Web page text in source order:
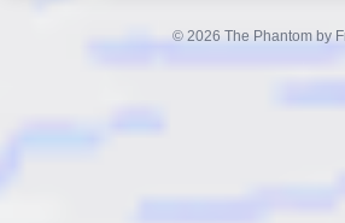
© 2026 The Phantom by